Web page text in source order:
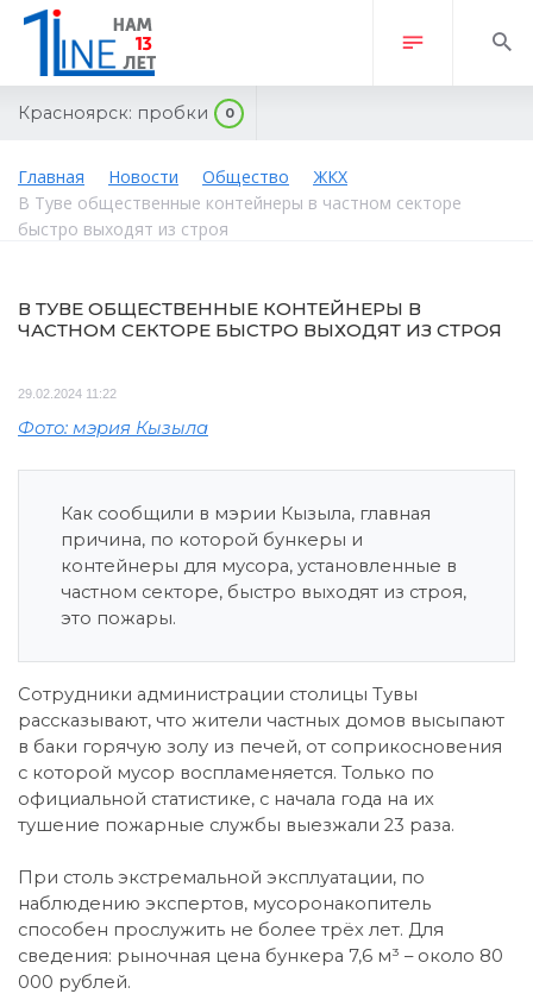
Красноярск: пробки 0
Главная Новости Общество
ЖКХ
В Туве общественные контейнеры в частном секторе
быстро выходят из строя
В ТУВЕ ОБЩЕСТВЕННЫЕ КОНТЕЙНЕРЫ В
ЧАСТНОМ СЕКТОРЕ БЫСТРО ВЫХОДЯТ ИЗ СТРОЯ
29.02.2024 11:22
Фото: мэрия Кызыла
Как сообщили в мэрии Кызыла, главная
причина, по которой бункеры и
контейнеры для мусора, установленные в
частном секторе, быстро выходят из строя,
это пожары.
Сотрудники администрации столицы Тувы
рассказывают, что жители частных домов высыпают
в баки горячую золу из печей, от соприкосновения
с которой мусор воспламеняется. Только по
официальной статистике, с начала года на их
тушение пожарные службы выезжали 23 раза.
При столь экстремальной эксплуатации, по
наблюдению экспертов, мусоронакопитель
способен прослужить не более трёх лет. Для
сведения: рыночная цена бункера 7,6 м³ – около 80
000 рублей.